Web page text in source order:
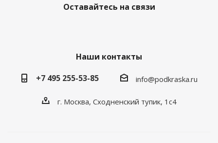
Оставайтесь на связи
Наши контакты
+7 495 255-53-85
info@podkraska.ru
г. Москва, Сходненский тупик, 1с4